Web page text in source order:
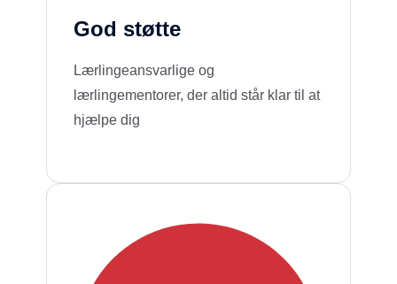
God støtte
Lærlingeansvarlige og
lærlingementorer, der altid står klar til at
hjælpe dig